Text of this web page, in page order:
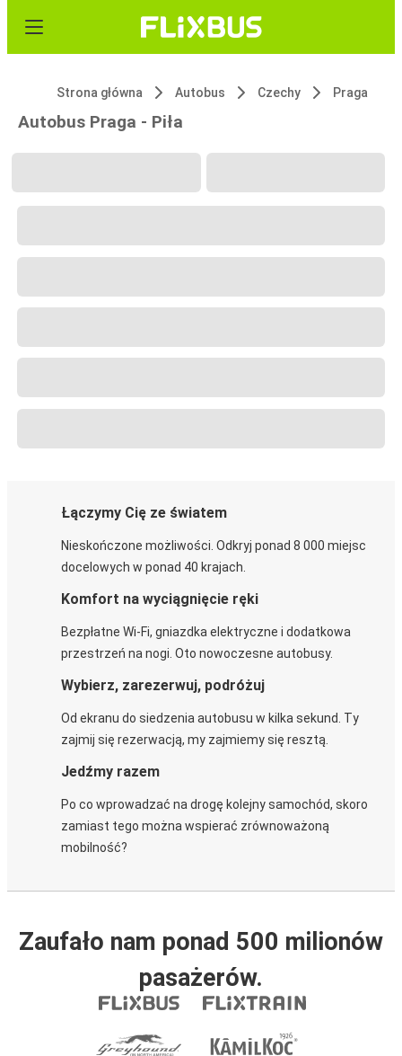
Strona główna Autobus Czechy Praga
Autobus Praga - Piła
Łączymy Cię ze światem
Nieskończone możliwości. Odkryj ponad 8 000 miejsc
docelowych w ponad 40 krajach.
Komfort na wyciągnięcie ręki
Bezpłatne Wi-Fi, gniazdka elektryczne i dodatkowa
przestrzeń na nogi. Oto nowoczesne autobusy.
Wybierz, zarezerwuj, podróżuj
Od ekranu do siedzenia autobusu w kilka sekund. Ty
zajmij się rezerwacją, my zajmiemy się resztą.
Jedźmy razem
Po co wprowadzać na drogę kolejny samochód, skoro
zamiast tego można wspierać zrównoważoną
mobilność?
Zaufało nam ponad 500 milionów
pasażerów.